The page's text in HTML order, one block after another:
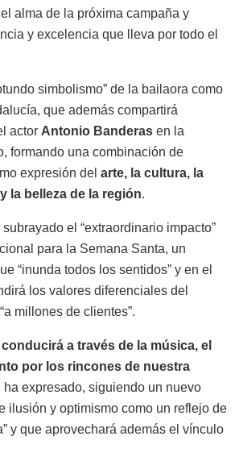
alma de la próxima campaña y
y excelencia que lleva por todo el
simbolismo” de la bailaora como
que además compartirá
actor Antonio Banderas en la
formando una combinación de
expresión del arte, la cultura, la
la belleza de la región.
el “extraordinario impacto”
para la Semana Santa, un
“inunda todos los sentidos” y en el
los valores diferenciales del
millones de clientes”.
a través de la música, el
por los rincones de nuestra
ha expresado, siguiendo un nuevo
ilusión y optimismo como un reflejo de
y que aprovechará además el vínculo